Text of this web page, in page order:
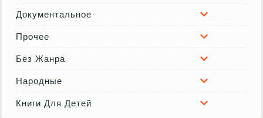
Документальное
Прочее
Без Жанра
Народные
Книги Для Детей